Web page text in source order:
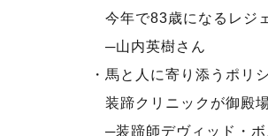
今年で83歳になるレジ
─山内英樹さん
・馬と人に寄り添うポリ
装蹄クリニックが御殿
─装蹄師デヴィッド・ボ